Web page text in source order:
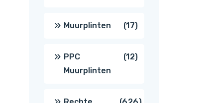
Muurplinten 1717
producten
PPC
Muurplinten
1212